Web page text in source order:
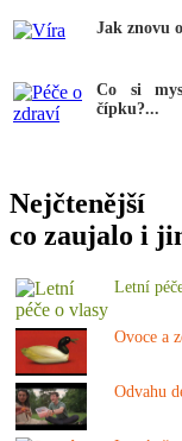
Jak znovu
Co si
čípku?...
Nejčtenější
co zaujalo i
Letní
Ovoce a
Odvahu